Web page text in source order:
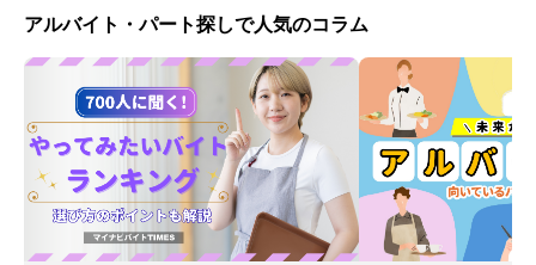
アルバイト・パート探しで人気のコラム